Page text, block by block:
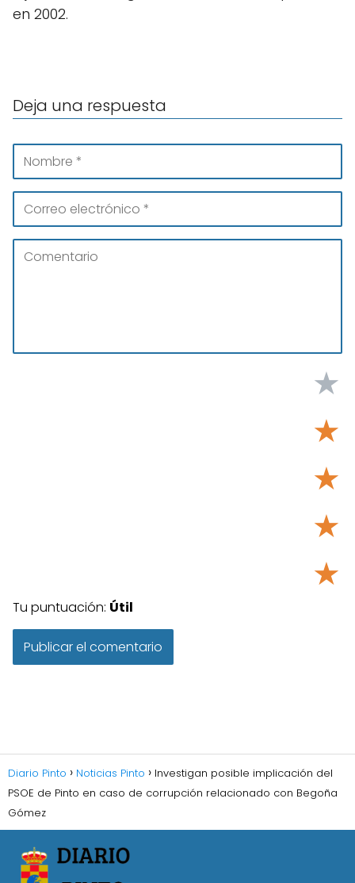
en 2002.
Deja una respuesta
★
★
★
★
★
Tu puntuación: Útil
Diario Pinto Noticias Pinto
Investigan posible implicación del
PSOE de Pinto en caso de corrupción relacionado con Begoña
Gómez